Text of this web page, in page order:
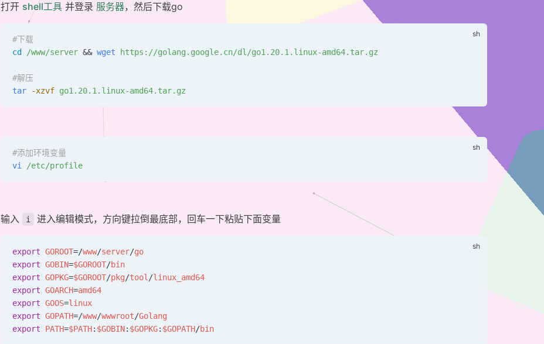
打开 shell工具 并登录 服务器，然后下载go
#下载
cd
/www/server && wget https://golang.google.cn/dl/go1.20.1.linux-amd64.tar.gz
#解压
tar -xzvf go1.20.1.linux-amd64.tar.gz
#添加环境变量
vi /etc/profile
输入 i 进入编辑模式，方向键拉倒最底部，回车一下粘贴下面变量
export GOROOT=/www/server/go
export GOBIN=$GOROOT/bin
export GOPKG=$GOROOT/pkg/tool/linux_amd64
export GOARCH=amd64
export GOOS=linux
export GOPATH=/www/wwwroot/Golang
export PATH=$PATH: $GOBIN: $GOPKG: $GOPATH/bin